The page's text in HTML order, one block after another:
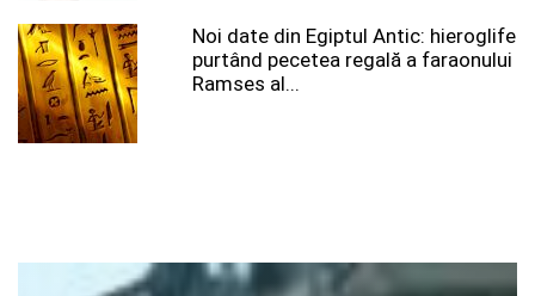
Noi date din Egiptul Antic: hieroglife
purtând pecetea regală a faraonului
Ramses al...